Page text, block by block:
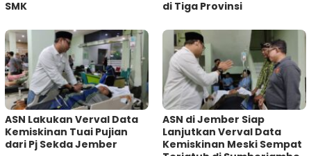
SMK
di Tiga Provinsi
ASN Lakukan Verval Data
Kemiskinan Tuai Pujian
dari Pj Sekda Jember
ASN di Jember Siap
Lanjutkan Verval Data
Kemiskinan Meski Sempat